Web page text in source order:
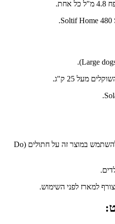
מעל 25 ק"ג.
: אין להשתמש במוצר זה על חתולים (Do
למארז לפני השימוש.